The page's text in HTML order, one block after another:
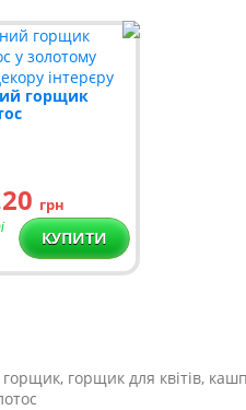
горщик
грн
КУПИТИ
горщик для квітів,